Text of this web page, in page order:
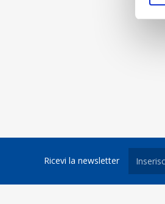
Ricevi la newsletter